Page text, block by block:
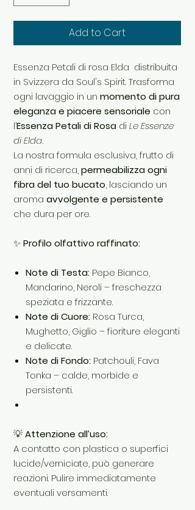
Add to Cart
Essenza Petali di rosa Elda distribuita
in Svizzera da Soul's Spirit. Trasforma
ogni lavaggio in un momento di pura
eleganza e piacere sensoriale con
l’Essenza Petali di Rosa di Le Essenze
di Elda.
La nostra formula esclusiva, frutto di
anni di ricerca,permeabilizza ogni
fibra del tuo bucato, lasciando un
aroma avvolgente e persistente
che dura per ore.
✨Profilo olfattivo raffinato:
Note di Testa: Pepe Bianco,
Mandarino, Neroli – freschezza
speziata e frizzante.
Note di Cuore: Rosa Turca,
Mughetto, Giglio – fioriture eleganti
e delicate.
Note di Fondo: Patchouli, Fava
Tonka – calde, morbide e
persistenti.
💡Attenzione all’uso:
A contatto con plastica o superfici
lucide/verniciate, può generare
reazioni. Pulire immediatamente
eventuali versamenti.